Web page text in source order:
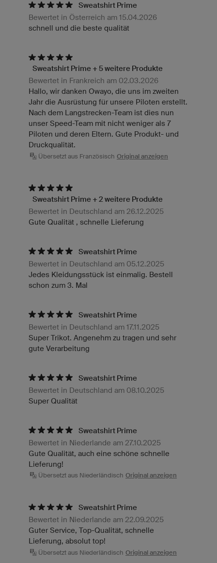
Sweatshirt Prime
Bewertet in Österreich am 15.04.2026
schnell und die beste qualität
Sweatshirt Prime + 5 weitere Produkte
Bewertet in Frankreich am 02.03.2026
Hallo, wir danken Owayo, die uns im zweiten
Jahr die Ausrüstung für unsere Piloten erstellt.
Nach dem Langstrecken-Team ist dies nun
unser Speed-Team mit nicht weniger als 7
Piloten und deren Eltern. Gute Produkt- und
Druckqualität.
Übersetzt aus Französisch Original anzeigen
Sweatshirt Prime + 2 weitere Produkte
Bewertet in Deutschland am 26.12.2025
Gute Qualität , schnelle Lieferung
Sweatshirt Prime
Bewertet in Deutschland am 05.12.2025
Jedes Kleidungsstück ist einmalig. Bestell
schon zum 3. Mal
Sweatshirt Prime
Bewertet in Deutschland am 17.11.2025
Super Trikot. Angenehm zu tragen und sehr
gute Verarbeitung
Sweatshirt Prime
Bewertet in Deutschland am 08.10.2025
Super Qualität
Sweatshirt Prime
Bewertet in Niederlande am 27.10.2025
Gute Qualität, auch eine schöne schnelle
Lieferung!
Übersetzt aus Niederländisch Original anzeigen
Sweatshirt Prime
Bewertet in Niederlande am 22.09.2025
Guter Service, Top-Qualität, schnelle
Lieferung, absolut top!
Übersetzt aus Niederländisch Original anzeigen